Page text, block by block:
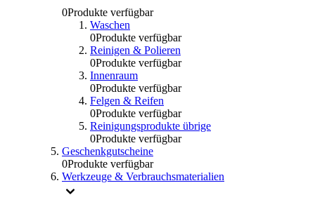
0Produkte verfügbar
Waschen
0Produkte verfügbar
Reinigen & Polieren
0Produkte verfügbar
Innenraum
0Produkte verfügbar
Felgen & Reifen
0Produkte verfügbar
Reinigungsprodukte übrige
0Produkte verfügbar
Geschenkgutscheine
0Produkte verfügbar
Werkzeuge & Verbrauchsmaterialien